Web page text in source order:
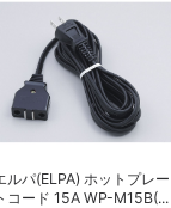
ルパ(ELPA) ホットプレー
コード 15A WP-M15B(...